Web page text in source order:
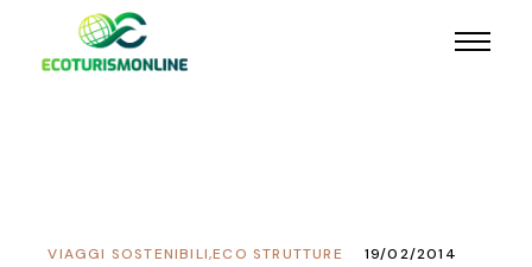
ECO STRUTTURE
,
VIAGGI SOSTENIBILI 19/02/2014